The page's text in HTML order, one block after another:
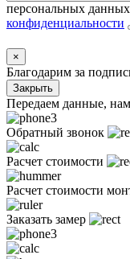
персональных
конфиденциальности
×
Благодарим за
Закрыть
Передаем данные,
Обратный звонок
Расчет стоимости
Расчет стоимости
Заказать замер